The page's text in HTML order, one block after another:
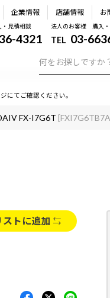
企業情報 店舗情報 お
見積相談
4321
法人のお客様 購入・
TEL 03-
にてご確認ください。
FX-I7G6T
ストに追加